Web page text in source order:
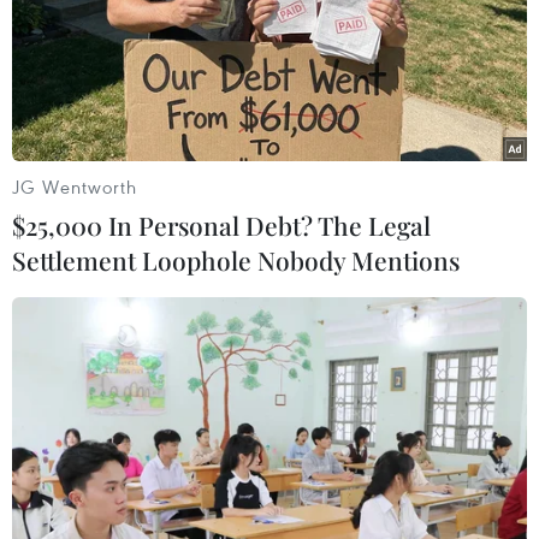
TIN LIÊN QUAN
Mở cửa phiên đầu tuần giá vàng trong
nước SJC tiếp tục tăng nhẹ
JG Wentworth
$25,000 In Personal Debt? The Legal
Settlement Loophole Nobody Mentions